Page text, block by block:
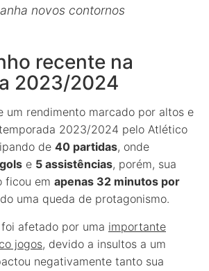
novos contornos
recente na
2023/2024
um rendimento marcado por altos e
2023/2024 pelo Atlético
de 40 partidas, onde
e 5 assistências, porém, sua
ficou em apenas 32 minutos por
uma queda de protagonismo.
afetado por uma importante
jogos, devido a insultos a um
negativamente tanto sua